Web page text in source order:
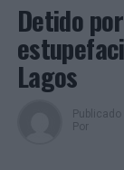
Detido
Lagos
Publicado
Por